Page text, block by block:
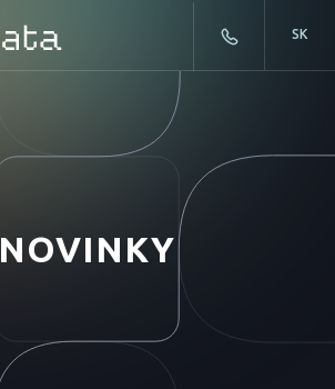
SK
NOVINKY